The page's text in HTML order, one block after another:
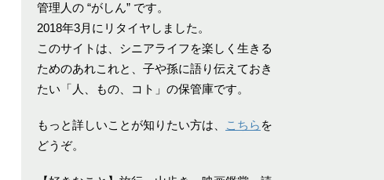
管理人の “がしん” です。
2018年3月にリタイヤしました。
このサイトは、シニアライフを楽しく生きる
ためのあれこれと、子や孫に語り伝えておき
たい「人、もの、コト」の保管庫です。
もっと詳しいことが知りたい方は、 こちら を
どうぞ。